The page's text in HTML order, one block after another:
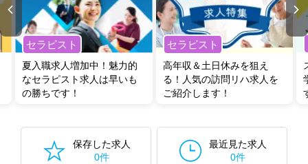
セラピスト
夏入職求人増加中！魅力的
なセラピスト求人は早いも
の勝ちです！
セラピスト
高年収＆土日休みを狙え
る！人気の訪問リハ求人を
ご紹介します！
保存した求人
0件
最近見た求人
0件